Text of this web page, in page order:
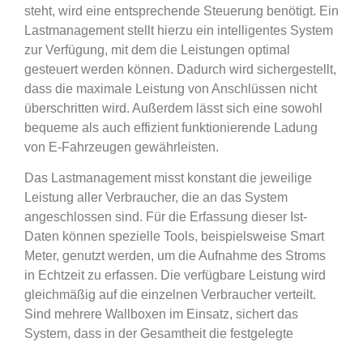
steht, wird eine entsprechende Steuerung benötigt. Ein
Lastmanagement stellt hierzu ein intelligentes System
zur Verfügung, mit dem die Leistungen optimal
gesteuert werden können. Dadurch wird sichergestellt,
dass die maximale Leistung von Anschlüssen nicht
überschritten wird. Außerdem lässt sich eine sowohl
bequeme als auch effizient funktionierende Ladung
von E-Fahrzeugen gewährleisten.
Das Lastmanagement misst konstant die jeweilige
Leistung aller Verbraucher, die an das System
angeschlossen sind. Für die Erfassung dieser Ist-
Daten können spezielle Tools, beispielsweise Smart
Meter, genutzt werden, um die Aufnahme des Stroms
in Echtzeit zu erfassen. Die verfügbare Leistung wird
gleichmäßig auf die einzelnen Verbraucher verteilt.
Sind mehrere Wallboxen im Einsatz, sichert das
System, dass in der Gesamtheit die festgelegte